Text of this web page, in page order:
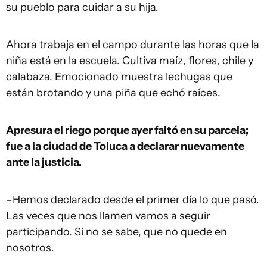
su pueblo para cuidar a su hija.
Ahora trabaja en el campo durante las horas que la
niña está en la escuela. Cultiva maíz, flores, chile y
calabaza. Emocionado muestra lechugas que
están brotando y una piña que echó raíces.
Apresura el riego porque ayer faltó en su parcela;
fue a la ciudad de Toluca a declarar nuevamente
ante la justicia.
–Hemos declarado desde el primer día lo que pasó.
Las veces que nos llamen vamos a seguir
participando. Si no se sabe, que no quede en
nosotros.